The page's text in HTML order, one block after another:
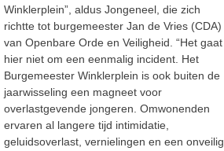
Winklerplein”, aldus Jongeneel, die zich
richtte tot burgemeester Jan de Vries (CDA)
van Openbare Orde en Veiligheid. “Het gaat
hier niet om een eenmalig incident. Het
Burgemeester Winklerplein is ook buiten de
jaarwisseling een magneet voor
overlastgevende jongeren. Omwonenden
ervaren al langere tijd intimidatie,
geluidsoverlast, vernielingen en een onveilig